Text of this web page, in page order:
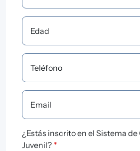
Edad
Teléfono
Email
¿Estás inscrito en el Sistema de
Juvenil? *